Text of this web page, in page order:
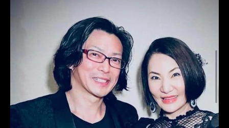
TUXEDO RANKING
KIMONO DRESS
CUSTOMER'S VOICE
COLUMN &BLOG
ABOUT US
ACCESS